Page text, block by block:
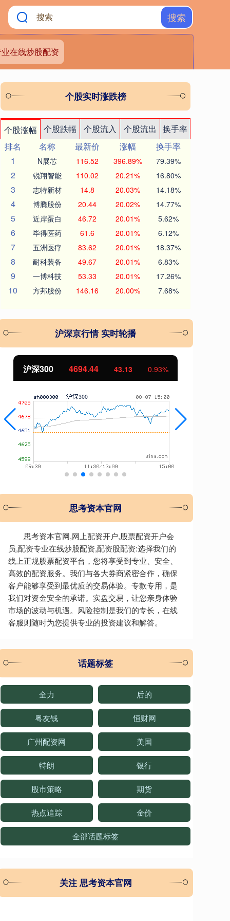
搜索
在线炒股配资
个股实时涨跌榜
个股涨幅 个股跌幅 个股流入 个股流出
换手率
排名
名称 最新价 涨幅
换手率
1
N展芯 116.52 396.89% 79.39%
2 锐翔智能 110.02 20.21% 16.80%
3 志特新材 14.8 20.03% 14.18%
4 博腾股份 20.44 20.02% 14.77%
5 近岸蛋白 46.72 20.01% 5.62%
6 毕得医药 61.6 20.01% 6.12%
7 五洲医疗 83.62 20.01% 18.37%
8 耐科装备 49.67 20.01% 6.83%
9 一博科技 53.33 20.01% 17.26%
10 方邦股份 146.16 20.00% 7.68%
沪深京行情 实时轮播
沪深300 4694.44 43.13 0.93%
思考资本官网
思考资本官网,网上配资开户,股票配资开户会
员,配资专业在线炒股配资,配资股配资:选择我们的
线上正规股票配资平台，您将享受到专业、安全、
高效的配资服务。我们与各大券商紧密合作，确保
客户能够享受到最优质的交易体验。专款专用，是
我们对资金安全的承诺。实盘交易，让您亲身体验
市场的波动与机遇。风险控制是我们的专长，在线
客服则随时为您提供专业的投资建议和解答。
话题标签
全力 后的
粤友钱 恒财网
广州配资网 美国
特朗 银行
股市策略 期货
热点追踪 金价
全部话题标签
关注 思考资本官网